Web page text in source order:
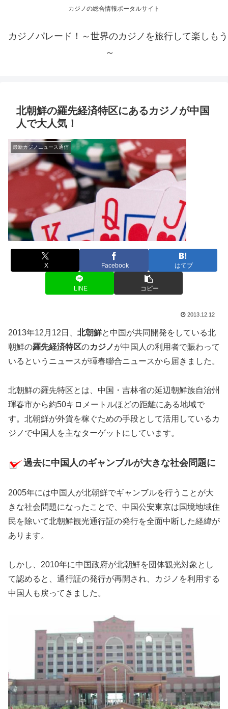
カジノの総合情報ポータルサイト
カジノパレード！～世界のカジノを旅行して楽しもう
～
北朝鮮の羅先経済特区にあるカジノが中国
人で大人気！
最新カジノニュース通信
X Facebook はてブ
LINE コピー
2013.12.12
2013年12月12日、 北朝鮮と中国が共同開発をしている北
朝鮮の羅先経済特区のカジノが中国人の利用者で賑わって
いるというニュースが琿春聯合ニュースから届きました。
北朝鮮の羅先特区とは、中国・吉林省の延辺朝鮮族自治州
琿春市から約50キロメートルほどの距離にある地域で
す。北朝鮮が外貨を稼ぐための手段として活用しているカ
ジノで中国人を主なターゲットにしています。
過去に中国人のギャンブルが大きな社会問題に
2005年には中国人が北朝鮮でギャンブルを行うことが大
きな社会問題になったことで、中国公安東京は国境地域住
民を除いて北朝鮮観光通行証の発行を全面中断した経緯が
あります。
しかし、2010年に中国政府が北朝鮮を団体観光対象とし
て認めると、通行証の発行が再開され、カジノを利用する
中国人も戻ってきました。